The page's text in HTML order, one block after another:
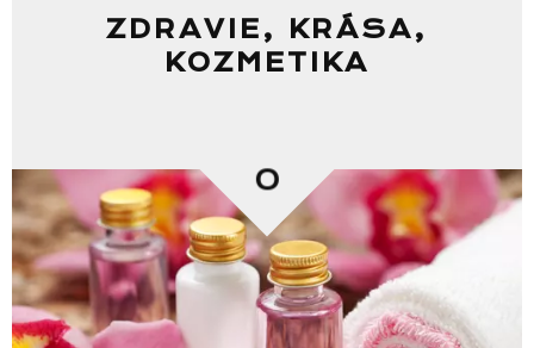
ZDRAVIE, KRÁSA,
KOZMETIKA
0